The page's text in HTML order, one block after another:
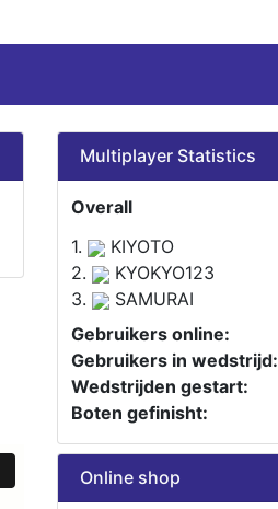
Multiplayer Statistics
Overall
1.
KIYOTO
2.
KYOKYO123
3.
SAMURAI
Gebruikers online:
Gebruikers in wedstrijd:
Wedstrijden gestart:
Boten gefinisht:
Online shop